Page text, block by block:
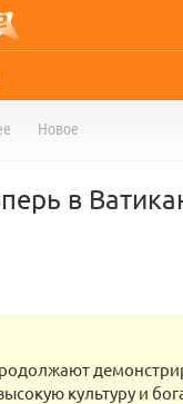
Новое
в
культуру и